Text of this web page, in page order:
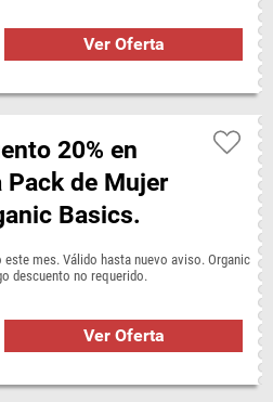
Ver Oferta
20% en
Pack de Mujer
Basics.
este mes. Válido hasta nuevo aviso. Organic
descuento no requerido.
Ver Oferta